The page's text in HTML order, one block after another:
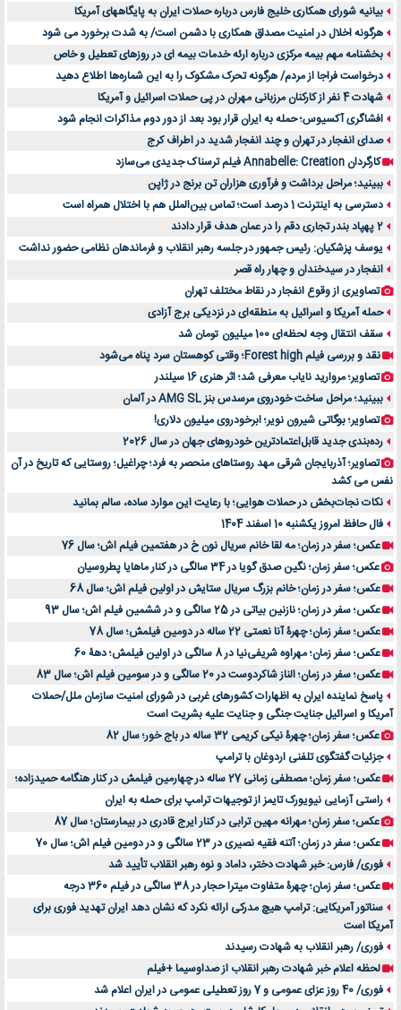
بیانیه شورای همکاری خلیج فارس درباره حملات ایران به پایگاههای آمریکا
هرگونه اخلال در امنیت مصداق همکاری با دشمن است/ به شدت برخورد می شود
بخشنامه مهم بیمه مرکزی درباره ارئه خدمات بیمه ای در روزهای تعطیل و خاص
درخواست فراجا از مردم/ هرگونه تحرک مشکوک را به این شماره‌ها اطلاع دهید
شهادت 4 نفر از کارکنان مرزبانی مهران در پی حملات اسرائیل و آمریکا
افشاگری آکسیوس؛ حمله به ایران قرار بود بعد از دور دوم مذاکرات انجام شود
صدای انفجار در تهران و چند انفجار شدید در اطراف کرج
کارگردان Annabelle: Creation فیلم ترسناک جدیدی می‌سازد
ببینید؛ مراحل برداشت و فرآوری هزاران تن برنج در ژاپن
دسترسی به اینترنت 1 درصد است؛ تماس بین‌الملل هم با اختلال همراه است
2 پهپاد بندر تجاری دقم را در عمان هدف قرار دادند
یوسف پزشکیان: رئیس جمهور در جلسه رهبر انقلاب و فرماندهان نظامی حضور نداشت
انفجار در سیدخندان و چهار راه قصر
تصاویری از وقوع انفجار در نقاط مختلف تهران
حمله آمریکا و اسرائیل به منطقه‌ای در نزدیکی برج آزادی
سقف انتقال وجه لحظه‌ای 100 میلیون تومان شد
نقد و بررسی فیلم Forest high؛ وقتی کوهستان سرد پناه می‌شود
تصاویر؛ مروارید نایاب معرفی شد؛ اثر هنری 16 سیلندر
ببینید؛ مراحل ساخت خودروی مرسدس بنز AMG SL در آلمان
تصاویر؛ بوگاتی شیرون نویر؛ ابرخودروی میلیون دلاری!
رده‌بندی جدید قابل‌اعتمادترین خودروهای جهان در سال 2026
تصاویر؛ آذربایجان شرقی مهد روستاهای منحصر به فرد؛ چراغیل؛ روستایی که تاریخ در آن
نفس می کشد
نکات نجات‌بخش در حملات هوایی؛ با رعایت این موارد ساده، سالم بمانید
فال حافظ امروز یکشنبه 10 اسفند 1404
عکس؛ سفر در زمان؛ مه لقا خانم سریال نون خ در هفتمین فیلم اش؛ سال 76
عکس؛ سفر زمان؛ نگین صدق گویا در 34 سالگی در کنار ماهایا پطروسیان
عکس؛ سفر در زمان؛ خانم بزرگ سریال ستایش در اولین فیلم اش؛ سال 68
عکس؛ سفر در زمان؛ نازنین بیاتی در 25 سالگی و در ششمین فیلم اش؛ سال 93
عکس؛ سفر زمان؛ چهرۀ آنا نعمتی 22 ساله در دومین فیلمش؛ سال 78
عکس؛ سفر زمان؛ مهراوه شریفی‌نیا در 8 سالگی در اولین فیلمش؛ دهۀ 60
عکس؛ سفر در زمان؛ الناز شاکردوست در 20 سالگی و در سومین فیلم اش؛ سال 83
پاسخ نماینده ایران به اظهارات کشورهای غربی در شورای امنیت سازمان ملل/حملات
آمریکا و اسرائیل جنایت جنگی و جنایت علیه بشریت است
عکس؛ سفر زمان؛ چهرۀ نیکی کریمی 32 ساله در باج خور؛ سال 82
جزئیات گفتگوی تلفنی اردوغان با ترامپ
عکس؛ سفر زمان؛ مصطفی زمانی 27 ساله در چهارمین فیلمش در کنار هنگامه حمیدزاده؛
راستی آزمایی نیویورک تایمز از توجیهات ترامپ برای حمله به ایران
عکس؛ سفر زمان؛ مهرانه مهین ترابی در کنار ایرج قادری در بیمارستان؛ سال 87
عکس؛ سفر در زمان؛ آتنه فقیه نصیری در 23 سالگی و در دومین فیلم اش؛ سال 70
فوری/ فارس: خبر شهادت دختر، داماد و نوه رهبر انقلاب تأیید شد
عکس؛ سفر زمان؛ چهرۀ متفاوت میترا حجار در 38 سالگی در فیلم 360 درجه
سناتور آمریکایی: ترامپ هیچ مدرکی ارائه نکرد که نشان دهد ایران تهدید فوری برای
آمریکا است
فوری/ رهبر انقلاب به شهادت رسیدند
لحظه اعلام خبر شهادت رهبر انقلاب از صداوسیما +فیلم
فوری/ 40 روز عزای عمومی و 7 روز تعطیلی عمومی در ایران اعلام شد